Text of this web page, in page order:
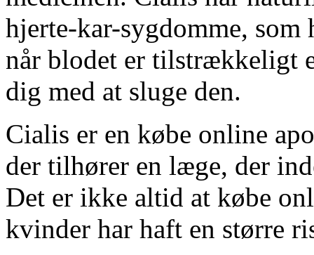
hjerte-kar-sygdomme,
når blodet er tilstrækkeligt
dig med at sluge den.
Cialis er en købe online
der tilhører en læge, der
Det er ikke altid at købe
kvinder har haft en større